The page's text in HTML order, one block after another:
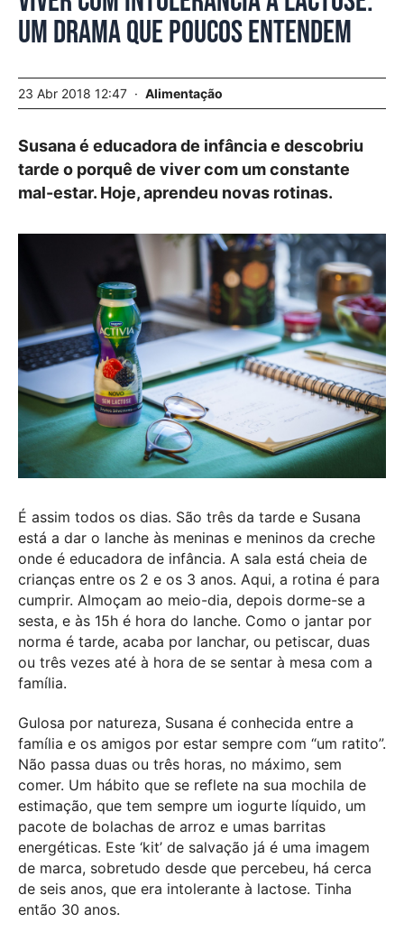
Um drama que poucos entendem
23 Abr 2018 12:47 Alimentação
Susana é educadora de infância e descobriu
tarde o porquê de viver com um constante
mal-estar. Hoje, aprendeu novas rotinas.
É assim todos os dias. São três da tarde e Susana
está a dar o lanche às meninas e meninos da creche
onde é educadora de infância. A sala está cheia de
crianças entre os 2 e os 3 anos. Aqui, a rotina é para
cumprir. Almoçam ao meio-dia, depois dorme-se a
sesta, e às 15h é hora do lanche. Como o jantar por
norma é tarde, acaba por lanchar, ou petiscar, duas
ou três vezes até à hora de se sentar à mesa com a
família.
Gulosa por natureza, Susana é conhecida entre a
família e os amigos por estar sempre com “um ratito”.
Não passa duas ou três horas, no máximo, sem
comer. Um hábito que se reflete na sua mochila de
estimação, que tem sempre um iogurte líquido, um
pacote de bolachas de arroz e umas barritas
energéticas. Este ‘kit’ de salvação já é uma imagem
de marca, sobretudo desde que percebeu, há cerca
de seis anos, que era intolerante à lactose. Tinha
então 30 anos.